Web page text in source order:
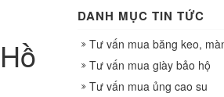
DANH MỤC TIN TỨC
Tư vấn mua băng keo,
Tư vấn mua giày bảo hộ
Tư vấn mua ủng cao su